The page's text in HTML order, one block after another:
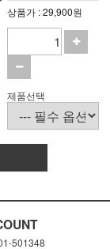
상품가 : 29,900원
제품선택
501348